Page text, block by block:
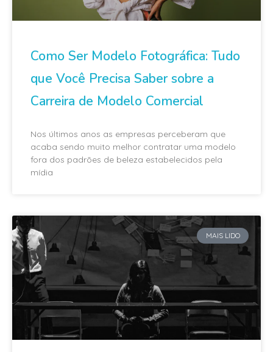
Como Ser Modelo Fotográfica: Tudo
que Você Precisa Saber sobre a
Carreira de Modelo Comercial
Nos últimos anos as empresas perceberam que
acaba sendo muito melhor contratar uma modelo
fora dos padrões de beleza estabelecidos pela
mídia
MAIS LIDO